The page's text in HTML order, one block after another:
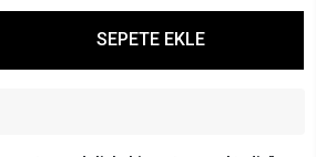
SEPETE EKLE